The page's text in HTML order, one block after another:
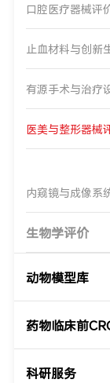
口腔医疗器械评
止血材料与创新
有源手术与治疗
医美与整形器械
内窥镜与成像系
生物学评价
动物模型库
药物临床前
科研服务